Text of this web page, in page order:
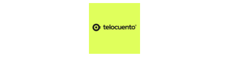
Artículos 📑
Plus 💎